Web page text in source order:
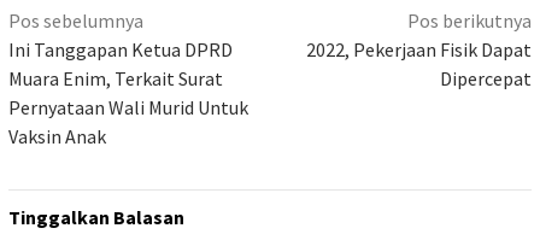
Navigasi
pos
Pos sebelumnya
Ini Tanggapan Ketua DPRD
Muara Enim, Terkait Surat
Pernyataan Wali Murid Untuk
Vaksin Anak
Pos berikutnya
2022, Pekerjaan Fisik Dapat
Dipercepat
Tinggalkan Balasan